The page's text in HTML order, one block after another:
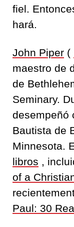
fiel.
hará.
John Piper (
maestro de
de
Seminary.
desempeñó
Bautista de
Minnesota.
libros ,
of a
Paul: 30